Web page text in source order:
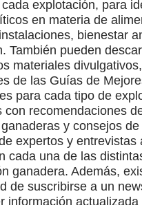
explotación, para
en materia de
bienestar
También pueden
materiales
de las Guías de
para cada tipo de
con recomendaciones
y consejos
expertos y entrevistas
cada una de las
ganadera. Además,
de suscribirse a un
información